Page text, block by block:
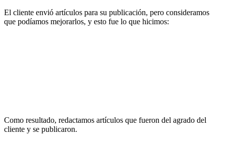
El cliente envió artículos para su publicación, pero consideramos
que podíamos mejorarlos, y esto fue lo que hicimos:
Como resultado, redactamos artículos que fueron del agrado del
cliente y se publicaron.